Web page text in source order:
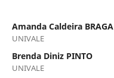
Amanda Caldeira BRAGA
UNIVALE
Brenda Diniz PINTO
UNIVALE